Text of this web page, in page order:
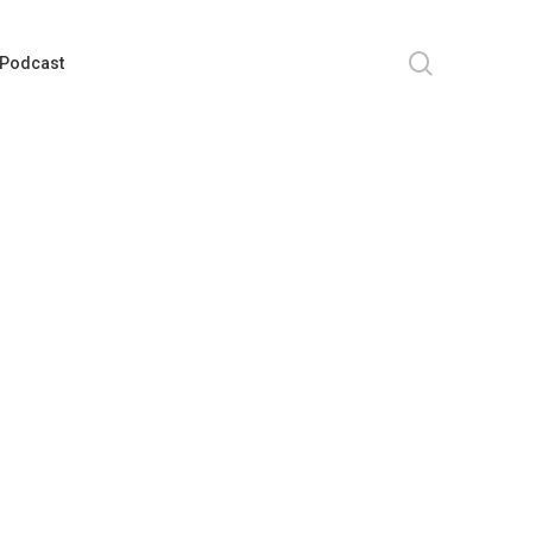
Podcast